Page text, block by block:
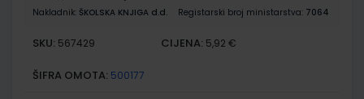
Nakladnik: ŠKOLSKA KNJIGA d.d. Registarski broj ministarstva: 7064
SKU: 567429 CIJENA: 5,92 €
ŠIFRA OMOTA: 500177